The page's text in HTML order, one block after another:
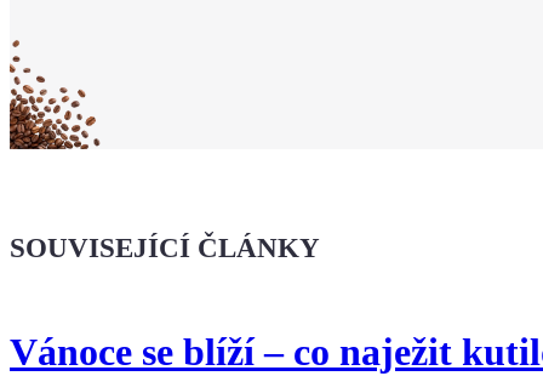
že jsi Maker!
Koupit tričko
SOUVISEJÍCÍ ČLÁNKY
Vánoce se blíží – co naježit